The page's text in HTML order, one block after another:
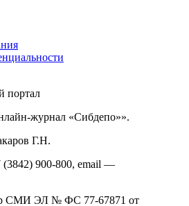
портал
журнал «Сибдепо»».
Г.Н.
900-800, email —
СМИ ЭЛ № ФС 77-67871 от